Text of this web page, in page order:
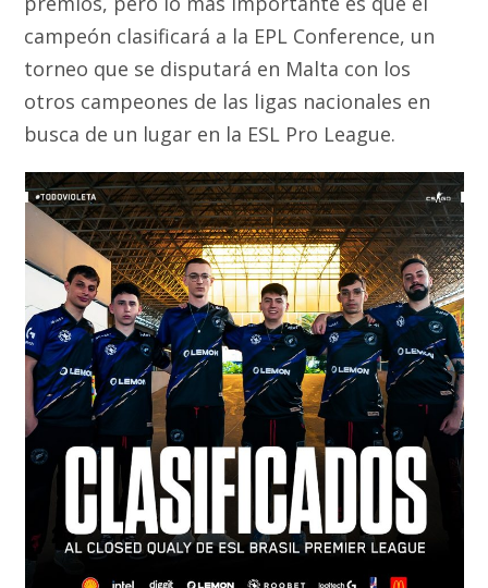
campeón clasificará a la EPL Conference, un
torneo que se disputará en Malta con los
otros campeones de las ligas nacionales en
busca de un lugar en la ESL Pro League.